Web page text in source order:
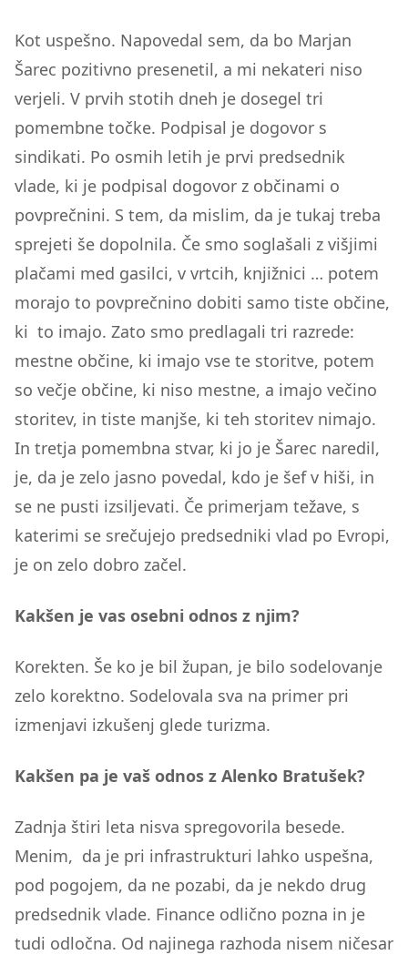
Kot uspešno. Napovedal sem, da bo Marjan
Šarec pozitivno presenetil, a mi nekateri niso
verjeli. V prvih stotih dneh je dosegel tri
pomembne točke. Podpisal je dogovor s
sindikati. Po osmih letih je prvi predsednik
vlade, ki je podpisal dogovor z občinami o
povprečnini. S tem, da mislim, da je tukaj treba
sprejeti še dopolnila. Če smo soglašali z višjimi
plačami med gasilci, v vrtcih, knjižnici … potem
morajo to povprečnino dobiti samo tiste občine,
ki to imajo. Zato smo predlagali tri razrede:
mestne občine, ki imajo vse te storitve, potem
so večje občine, ki niso mestne, a imajo večino
storitev, in tiste manjše, ki teh storitev nimajo.
In tretja pomembna stvar, ki jo je Šarec naredil,
je, da je zelo jasno povedal, kdo je šef v hiši, in
se ne pusti izsiljevati. Če primerjam težave, s
katerimi se srečujejo predsedniki vlad po Evropi,
je on zelo dobro začel.
Kakšen je vas osebni odnos z njim?
Korekten. Še ko je bil župan, je bilo sodelovanje
zelo korektno. Sodelovala sva na primer pri
izmenjavi izkušenj glede turizma.
Kakšen pa je vaš odnos z Alenko Bratušek?
Zadnja štiri leta nisva spregovorila besede.
Menim, da je pri infrastrukturi lahko uspešna,
pod pogojem, da ne pozabi, da je nekdo drug
predsednik vlade. Finance odlično pozna in je
tudi odločna. Od najinega razhoda nisem ničesar